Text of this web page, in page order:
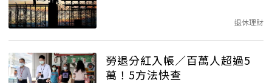
退休理財
勞退分紅入帳／百萬人超過5
萬！5方法快查